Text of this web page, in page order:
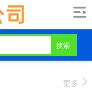
搜索
更多